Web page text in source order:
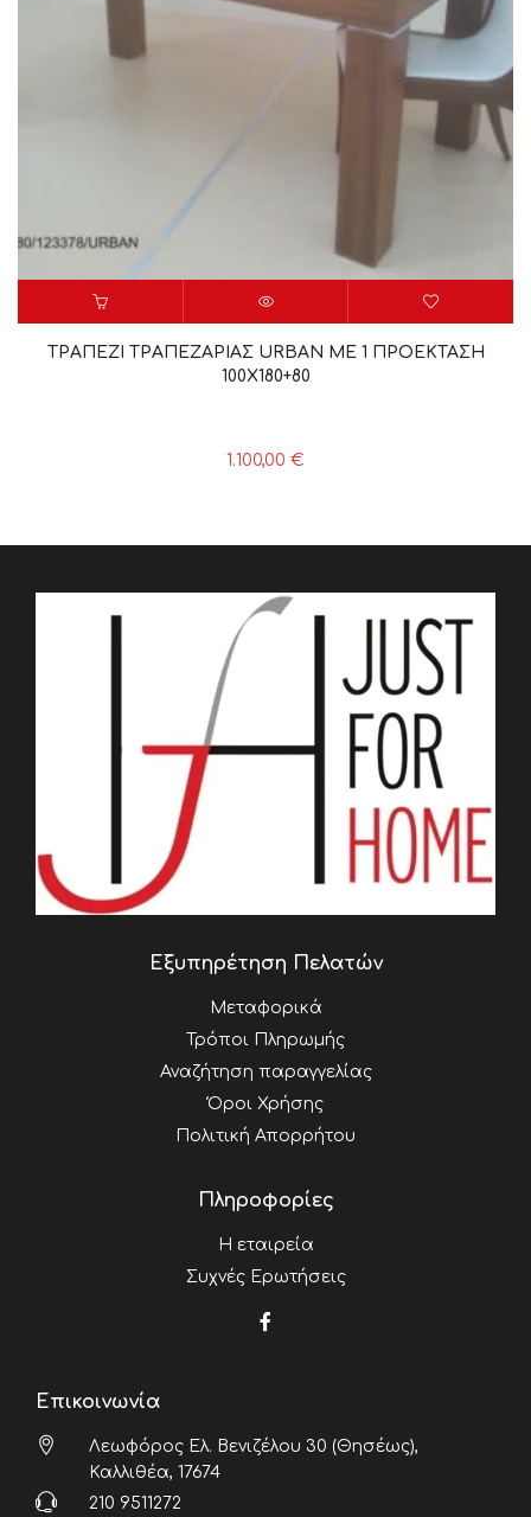
ΤΡΑΠΕΖΙ ΤΡΑΠΕΖΑΡΙΑΣ URBAN ΜΕ 1 ΠΡΟΕΚΤΑΣΗ
100Χ180+80
1.100,00 €
Εξυπηρέτηση Πελατών
Μεταφορικά
Τρόποι Πληρωμής
Αναζήτηση παραγγελίας
Όροι Χρήσης
Πολιτική Απορρήτου
Πληροφορίες
Η εταιρεία
Συχνές Ερωτήσεις
Επικοινωνία
Λεωφόρος Ελ. Βενιζέλου 30 (Θησέως),
Καλλιθέα, 17674
210 9511272